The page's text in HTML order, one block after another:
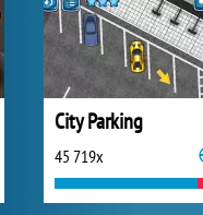
City Parking
45 719x